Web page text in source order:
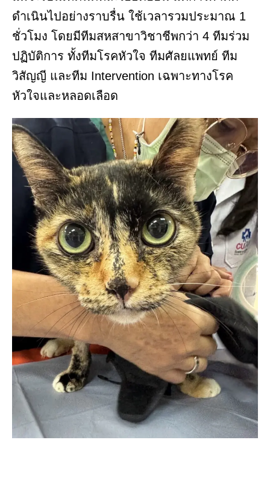
ดำเนินไปอย่างราบรื่น ใช้เวลารวมประมาณ 1
ชั่วโมง โดยมีทีมสหสาขาวิชาชีพกว่า 4 ทีมร่วม
ปฏิบัติการ ทั้งทีมโรคหัวใจ ทีมศัลยแพทย์ ทีม
วิสัญญี และทีม Intervention เฉพาะทางโรค
หัวใจและหลอดเลือด